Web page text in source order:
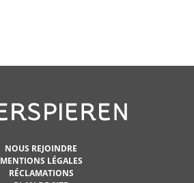
NOUS REJOINDRE
MENTIONS LÉGALES
RÉCLAMATIONS